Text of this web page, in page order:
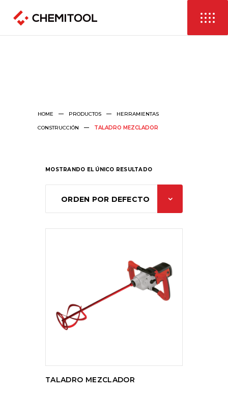
HOME PRODUCTOS HERRAMIENTAS
CONSTRUCCIÓN TALADRO MEZCLADOR
MOSTRANDO EL ÚNICO RESULTADO
ORDEN POR DEFECTO
LEER MÁS
TALADRO MEZCLADOR